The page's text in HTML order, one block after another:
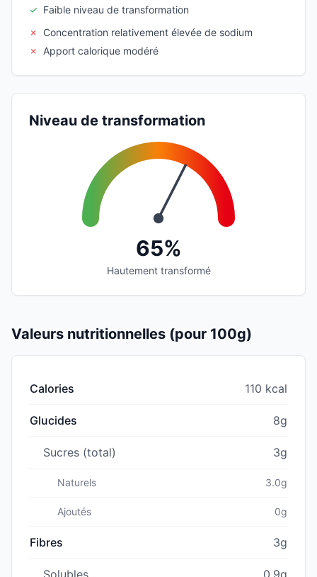
✓ Faible niveau de transformation
✗
Concentration relativement élevée de sodium
✗
Apport calorique modéré
Niveau de transformation
65%
Hautement transformé
Valeurs nutritionnelles (pour 100g)
Calories 110 kcal
Glucides 8g
Sucres (total) 3g
Naturels 3.0g
Ajoutés 0g
Fibres 3g
Solubles 0.9g